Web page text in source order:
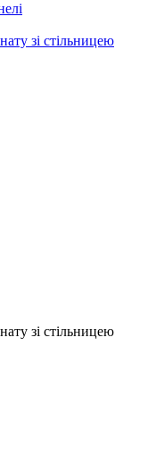
зі стільницею
зі стільницею